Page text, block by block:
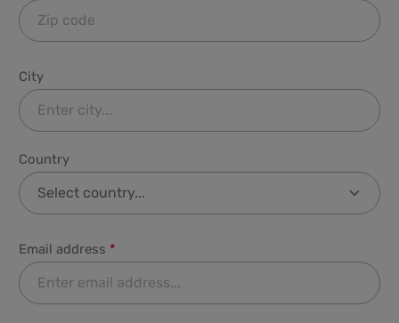
City
Country
Email address *